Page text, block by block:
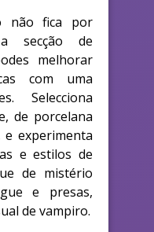
não fica por
secção de
melhorar
com uma
Selecciona
de porcelana
experimenta
e estilos de
de mistério
e presas,
de vampiro.